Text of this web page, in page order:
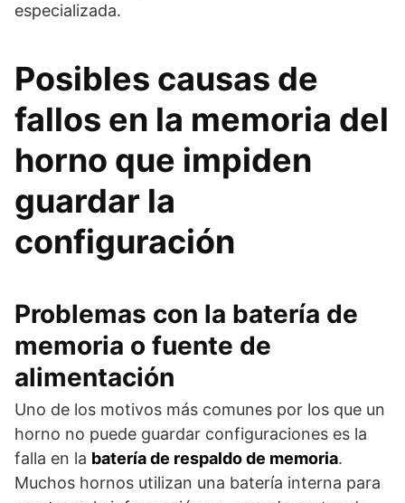
especializada.
Posibles causas de
fallos en la memoria del
horno que impiden
guardar la
configuración
Problemas con la batería de
memoria o fuente de
alimentación
Uno de los motivos más comunes por los que un
horno no puede guardar configuraciones es la
falla en la batería de respaldo de memoria.
Muchos hornos utilizan una batería interna para